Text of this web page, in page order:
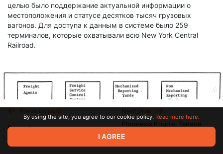
целью было поддержание актуальной информации о
местоположения и статусе десятков тысяч грузовых
вагонов. Для доступа к данным в системе было 259
терминалов, которые охватывали всю New York Central
Railroad.
Витрификация пропаганды
Feb 11 09:21
By using the site, you agree to our cookie policy. Read more here.
I AGREE